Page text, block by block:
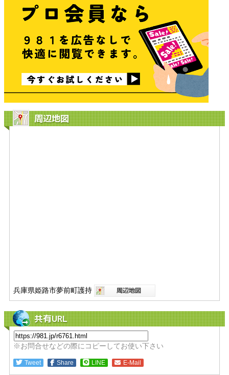
周辺地図
兵庫県姫路市夢前町護持
共有URL
※お問合せなどの際にコピーしてお使い下さい
Tweet Share LINE E-Mail